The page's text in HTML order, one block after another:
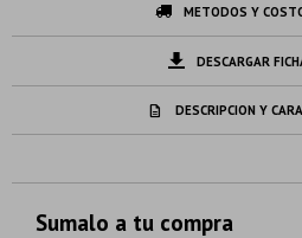
METODOS Y
DESCARGAR
DESCRIPCION Y
Sumalo a tu compra